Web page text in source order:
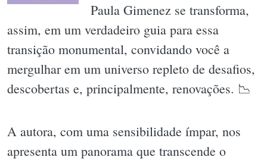
Paula Gimenez se transforma,
assim, em um verdadeiro guia para essa
transição monumental, convidando você a
mergulhar em um universo repleto de desafios,
descobertas e, principalmente, renovações. 📉
A autora, com uma sensibilidade ímpar, nos
apresenta um panorama que transcende o